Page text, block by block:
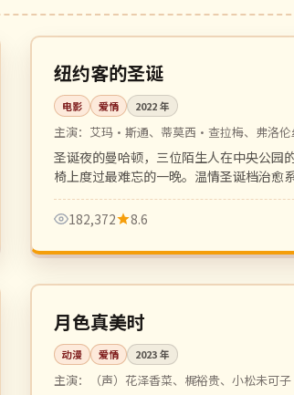
美国
纽约客的圣诞
电影 爱情 2022年
主演： 艾玛·斯通、蒂莫西·查拉梅、弗洛
圣诞夜的曼哈顿，三位陌生人在中央公园
椅上度过最难忘的一晚。温情圣诞档治愈
影。
182,372
8.6
日本
高分
月色真美时
动漫 爱情 2023年
主演： （声）花泽香菜、梶裕贵、小松未可子